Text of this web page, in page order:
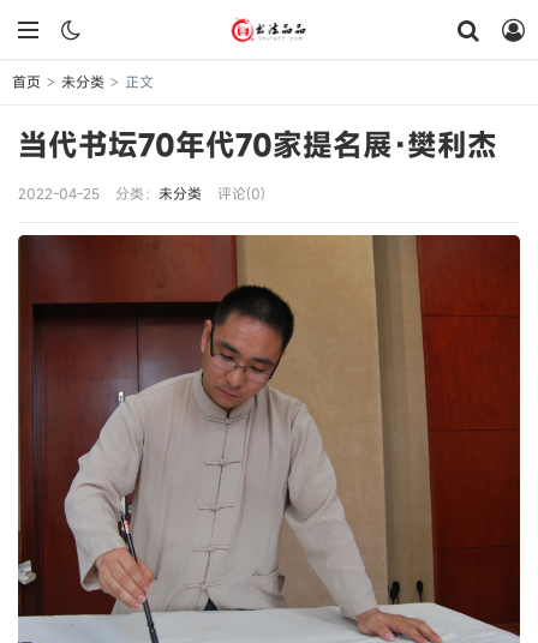
首页 > 未分类 > 正文
当代书坛70年代70家提名展·樊利杰
2022-04-25 分类： 未分类 评论(0)